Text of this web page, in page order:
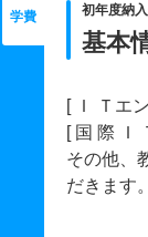
学費 初年度納
基本
[ Ｉ Ｔエ
[ 国 際 Ｉ
その他、
だきます。